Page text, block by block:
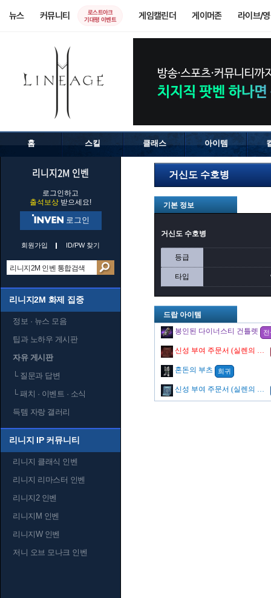
뉴스 커뮤니티
로스트아크
기대평 이벤트
게임캘린더 게이머존 라이브/
홈 스킬 클래스 아이템
리니지2M 인벤
로그인하고
출석보상 받으세요!
로그인
회원가입 ID/PW 찾기
리니지2M 화제 집중
정보 · 뉴스 모음
팁과 노하우 게시판
자유 게시판
└질문과 답변
└패치 · 이벤트 · 소식
득템 자랑 갤러리
리니지 IP 커뮤니티
리니지 클래식 인벤
리니지 리마스터 인벤
리니지2 인벤
리니지M 인벤
리니지W 인벤
저니 오브 모나크 인벤
거신도 수호병
기본 정보
거신도 수호병
등급
타입
드랍 아이템
봉인된 다이너스티 건틀렛
신성 부여 주문서 (실렌의 저주)
혼돈의 부츠 희귀
신성 부여 주문서 (실렌의 절망)